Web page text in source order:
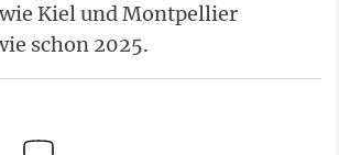
Kiel und Montpellier
schon 2025.